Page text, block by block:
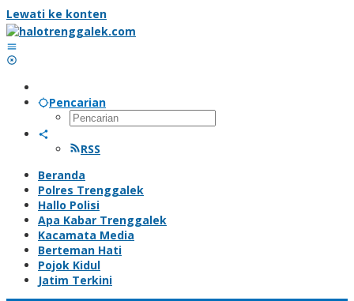
Lewati ke konten
Pencarian
RSS
Beranda
Polres Trenggalek
Hallo Polisi
Apa Kabar Trenggalek
Kacamata Media
Berteman Hati
Pojok Kidul
Jatim Terkini